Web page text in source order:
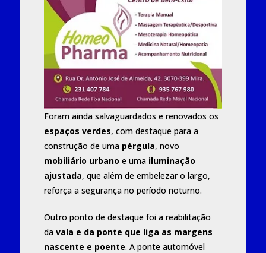
Foram ainda salvaguardados e renovados os
espaços verdes, com destaque para a
construção de uma pérgula, novo
mobiliário urbano e uma iluminação
ajustada, que além de embelezar o largo,
reforça a segurança no período noturno.
Outro ponto de destaque foi a reabilitação
da vala e da ponte que liga as margens
nascente e poente. A ponte automóvel